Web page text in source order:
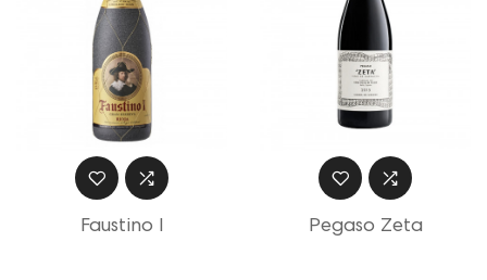
Faustino I Pegaso Zeta